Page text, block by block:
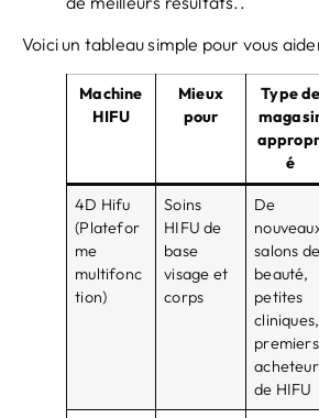
Voici un tableau simple pour vous
Machine
HIFU
Mieux
pour
Type de
é
4D Hifu
(Platefor
me
multifonc
tion)
Soins
HIFU de
base
visage et
corps
De
salons de
beauté,
petites
cliniques,
premiers
de HIFU